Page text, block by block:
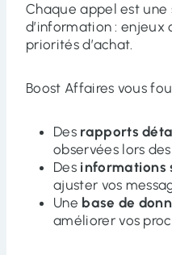
Chaque appel est une
d’information : enjeux
priorités d’achat.
Boost Affaires vous
Des rapports
observées lors
Des informations
ajuster vos
Une base de
améliorer vos